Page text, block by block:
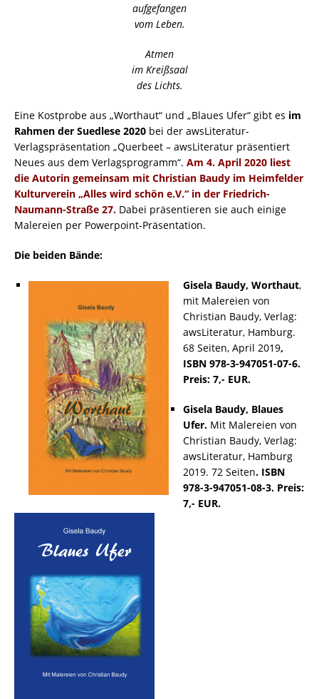
aufgefangen
vom Leben.
Atmen
im Kreißsaal
des Lichts.
Eine Kostprobe aus „Worthaut“ und „Blaues Ufer“ gibt es im
Rahmen der Suedlese 2020 bei der awsLiteratur-
Verlagspräsentation „Querbeet – awsLiteratur präsentiert
Neues aus dem Verlagsprogramm“. Am 4. April 2020 liest
die Autorin gemeinsam mit Christian Baudy im Heimfelder
Kulturverein „Alles wird schön e.V.“ in der Friedrich-
Naumann-Straße 27. Dabei präsentieren sie auch einige
Malereien per Powerpoint-Präsentation.
Die beiden Bände:
Gisela Baudy, Worthaut,
mit Malereien von
Christian Baudy, Verlag:
awsLiteratur, Hamburg.
68 Seiten, April 2019,
ISBN 978-3-947051-07-6.
Preis: 7,- EUR.
Gisela Baudy, Blaues
Ufer. Mit Malereien von
Christian Baudy, Verlag:
awsLiteratur, Hamburg
2019. 72 Seiten. ISBN
978-3-947051-08-3. Preis:
7,- EUR.